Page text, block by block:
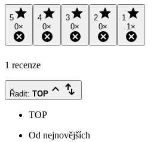
5
0×
4
0×
3
0×
2
0×
1
1 ×
1 recenze
Řadit: TOP
TOP
Od nejnovějších